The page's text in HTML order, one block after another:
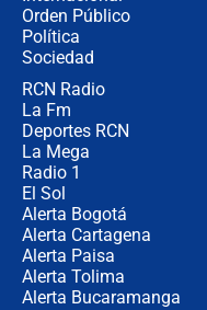
Orden Público
Política
Sociedad
RCN Radio
La Fm
Deportes RCN
La Mega
Radio 1
El Sol
Alerta Bogotá
Alerta Cartagena
Alerta Paisa
Alerta Tolima
Alerta Bucaramanga